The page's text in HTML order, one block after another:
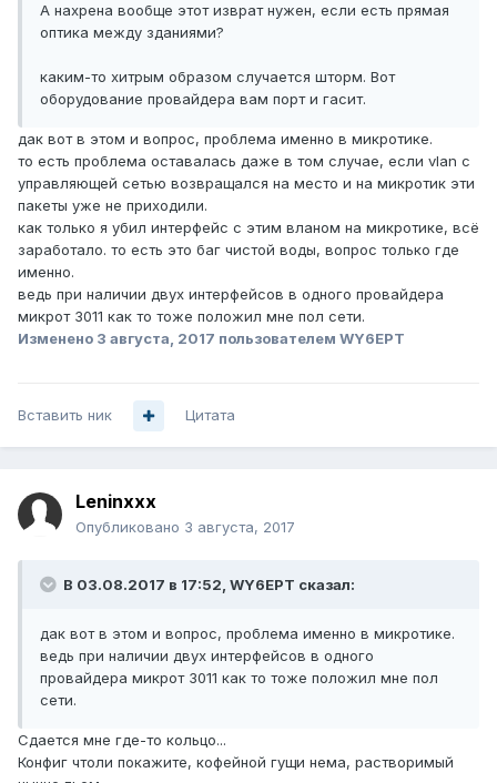
А нахрена вообще этот изврат нужен, если есть прямая
оптика между зданиями?
каким-то хитрым образом случается шторм. Вот
оборудование провайдера вам порт и гасит.
дак вот в этом и вопрос, проблема именно в микротике.
то есть проблема оставалась даже в том случае, если vlan с
управляющей сетью возвращался на место и на микротик эти
пакеты уже не приходили.
как только я убил интерфейс с этим вланом на микротике, всё
заработало. то есть это баг чистой воды, вопрос только где
именно.
ведь при наличии двух интерфейсов в одного провайдера
микрот 3011 как то тоже положил мне пол сети.
Изменено 3 августа, 2017 пользователем WY6EPT
Вставить ник Цитата
Leninxxx
Опубликовано 3 августа, 2017
В 03.08.2017 в 17:52, WY6EPT сказал:
дак вот в этом и вопрос, проблема именно в микротике.
ведь при наличии двух интерфейсов в одного
провайдера микрот 3011 как то тоже положил мне пол
сети.
Сдается мне где-то кольцо...
Конфиг чтоли покажите, кофейной гущи нема, растворимый